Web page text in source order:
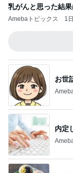
乳がんと思った結
Amebaトピックス 1
お世
内定